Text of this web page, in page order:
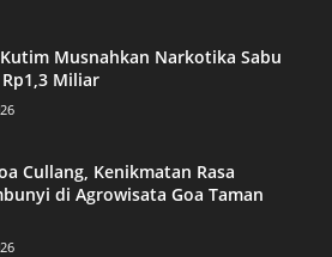
Musnahkan Narkotika Sabu
Miliar
Cullang, Kenikmatan Rasa
di Agrowisata Goa Taman